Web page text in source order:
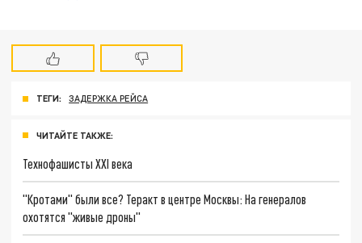
ТЕГИ: ЗАДЕРЖКА РЕЙСА
ЧИТАЙТЕ ТАКЖЕ:
Технофашисты XXI века
"Кротами" были все? Теракт в центре Москвы: На генералов
охотятся "живые дроны"